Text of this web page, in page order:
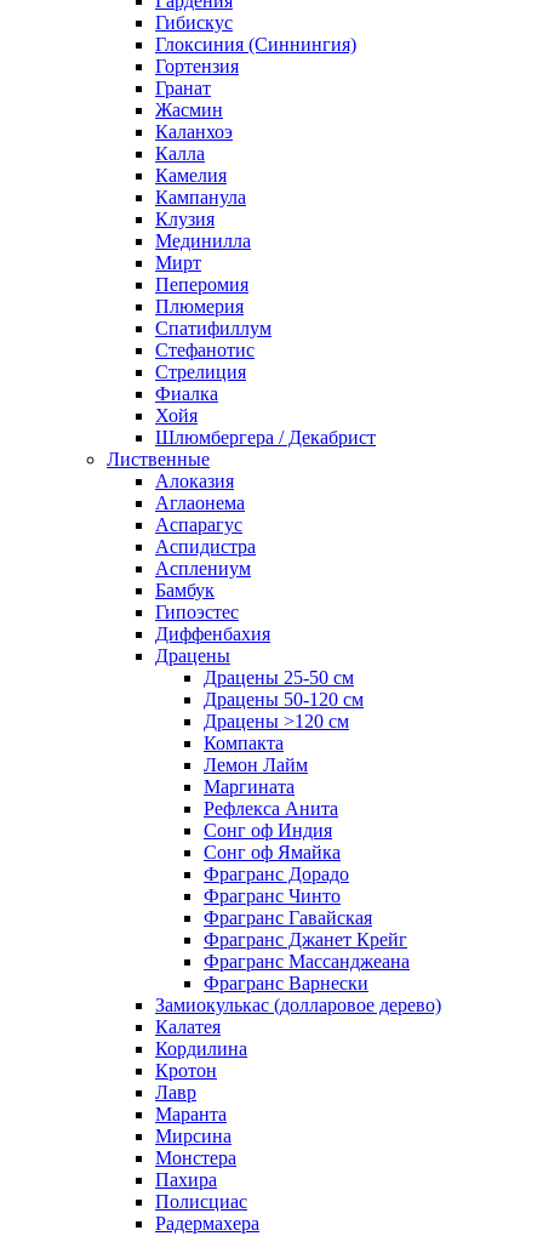
Гибискус
Глоксиния (Синнингия)
Гортензия
Гранат
Жасмин
Каланхоэ
Калла
Камелия
Кампанула
Клузия
Мединилла
Мирт
Пеперомия
Плюмерия
Спатифиллум
Стефанотис
Стрелиция
Фиалка
Хойя
Шлюмбергера / Декабрист
Лиственные
Алоказия
Аглаонема
Аспарагус
Аспидистра
Асплениум
Бамбук
Гипоэстес
Диффенбахия
Драцены
Драцены 25-50 см
Драцены 50-120 см
Драцены >120 см
Компакта
Лемон Лайм
Маргината
Рефлекса Анита
Сонг оф Индия
Сонг оф Ямайка
Фрагранс Дорадо
Фрагранс Чинто
Фрагранс Гавайская
Фрагранс Джанет Крейг
Фрагранс Массанджеана
Фрагранс Варнески
Замиокулькас (долларовое дерево)
Калатея
Кордилина
Кротон
Лавр
Маранта
Мирсина
Монстера
Пахира
Полисциас
Радермахера